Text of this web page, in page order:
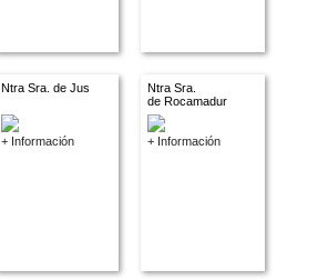
Ntra Sra. de Jus
+ Información
Ntra Sra.
de Rocamadur
+ Información